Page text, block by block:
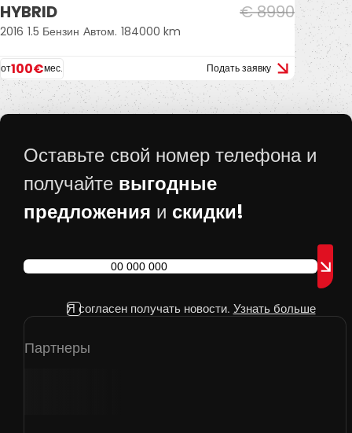
HYBRID
€ 8990
2016 1.5 Бензин Автом. 184000 km
от100€мес. Подать заявку
Оставьте свой номер телефона и
получайте выгодные
предложения и скидки!
Я согласен получать новости. Узнать больше
Партнеры